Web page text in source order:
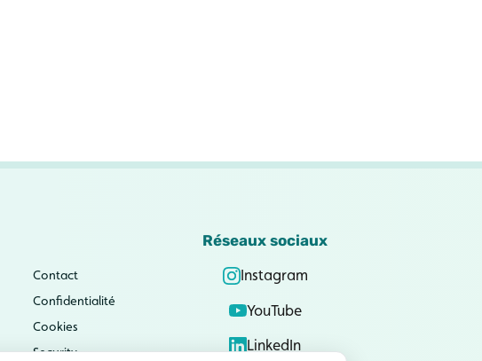
Contact
Confidentialité
Cookies
Security
Réseaux sociaux
Instagram
YouTube
LinkedIn